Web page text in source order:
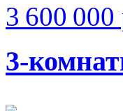
3 600 000
3-